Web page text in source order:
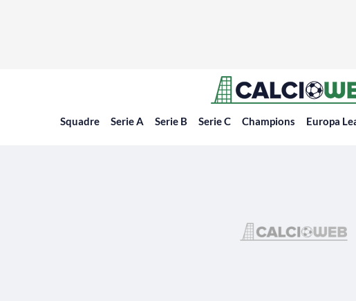
Squadre Serie A Serie B Serie C Champions Europa